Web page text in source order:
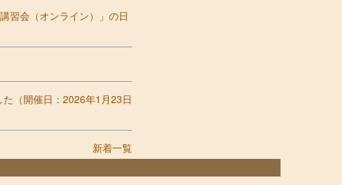
習会（オンライン）」の日
（開催日：2026年1月23日
新着一覧